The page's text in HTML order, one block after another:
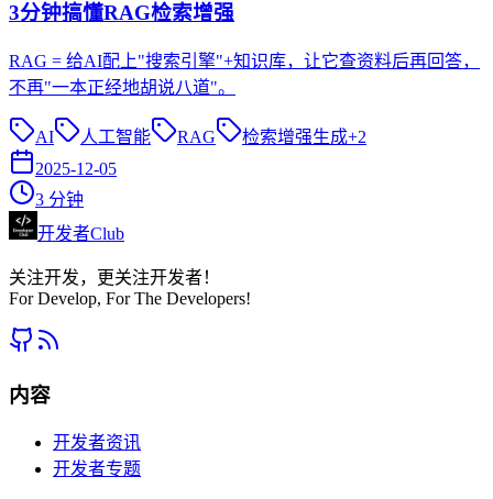
3分钟搞懂RAG检索增强
RAG = 给AI配上"搜索引擎"+知识库，让它查资料后再回答，
不再"一本正经地胡说八道"。
AI 人工智能 RAG 检索增强生成+2
2025-12-05
3 分钟
开发者Club
关注开发，更关注开发者！
For Develop, For The Developers!
内容
开发者资讯
开发者专题